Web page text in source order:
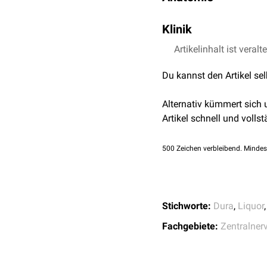
Cauda equina
umgeben, dessen
Das Rückenmark ist
Klinik
Der kaudale Abschnitt
Artikelinhalt ist
Du kannst den Artikel
Alternativ kümmert sich
Artikel schnell und
500 Zeichen verbleibend.
Stichworte: Dura, Liquor,
Fachgebiete: